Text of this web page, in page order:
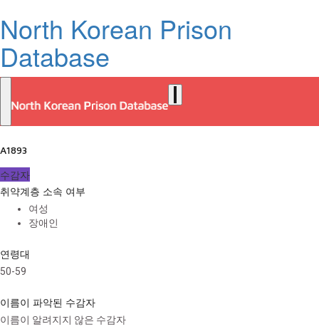
North Korean Prison
Database
A1893
수감자
취약계층 소속 여부
여성
장애인
연령대
50-59
이름이 파악된 수감자
이름이 알려지지 않은 수감자